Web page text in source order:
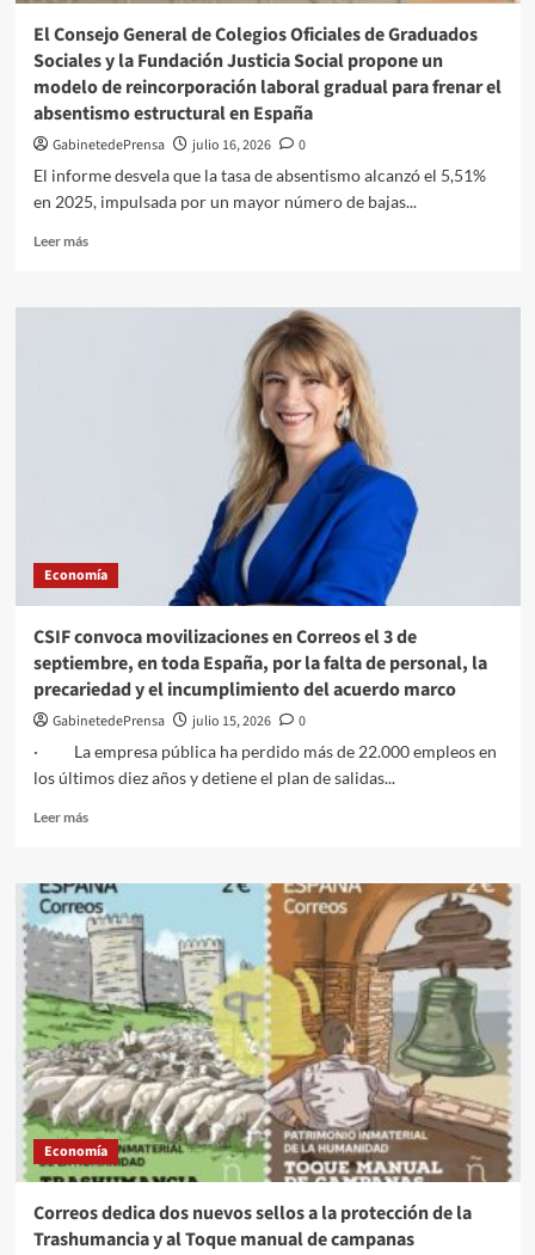
El Consejo General de Colegios Oficiales de Graduados
Sociales y la Fundación Justicia Social propone un
modelo de reincorporación laboral gradual para frenar el
absentismo estructural en España
GabinetedePrensa julio 16, 2026
0
El informe desvela que la tasa de absentismo alcanzó el 5,51%
en 2025, impulsada por un mayor número de bajas...
Leer másLeer
El
Justicia
un
modelo
de
reincorporación
gradual
para
el
en
España
Economía
CSIF convoca movilizaciones en Correos el 3 de
septiembre, en toda España, por la falta de personal, la
precariedad y el incumplimiento del acuerdo marco
GabinetedePrensa julio 15, 2026
0
· La empresa pública ha perdido más de 22.000 empleos en
los últimos diez años y detiene el plan de salidas...
Leer másLeer
CSIF
convoca
movilizaciones
en
Correos
el
3
de
septiembre,
en
toda
España,
por
la
de
personal,
Economía
Correos dedica dos nuevos sellos a la protección de la
Trashumancia y al Toque manual de campanas